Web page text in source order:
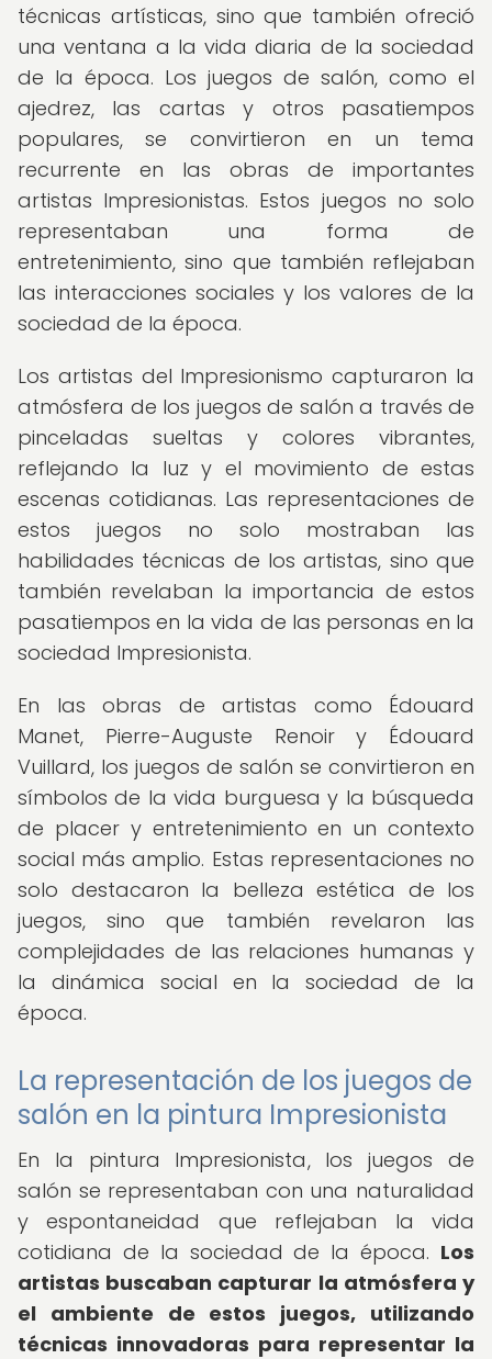
técnicas artísticas, sino que también ofreció
una ventana a la vida diaria de la sociedad
de la época. Los juegos de salón, como el
ajedrez, las cartas y otros pasatiempos
populares, se convirtieron en un tema
recurrente en las obras de importantes
artistas Impresionistas. Estos juegos no solo
representaban una forma de
entretenimiento, sino que también reflejaban
las interacciones sociales y los valores de la
sociedad de la época.
Los artistas del Impresionismo capturaron la
atmósfera de los juegos de salón a través de
pinceladas sueltas y colores vibrantes,
reflejando la luz y el movimiento de estas
escenas cotidianas. Las representaciones de
estos juegos no solo mostraban las
habilidades técnicas de los artistas, sino que
también revelaban la importancia de estos
pasatiempos en la vida de las personas en la
sociedad Impresionista.
En las obras de artistas como Édouard
Manet, Pierre-Auguste Renoir y Édouard
Vuillard, los juegos de salón se convirtieron en
símbolos de la vida burguesa y la búsqueda
de placer y entretenimiento en un contexto
social más amplio. Estas representaciones no
solo destacaron la belleza estética de los
juegos, sino que también revelaron las
complejidades de las relaciones humanas y
la dinámica social en la sociedad de la
época.
La representación de los juegos de
salón en la pintura Impresionista
En la pintura Impresionista, los juegos de
salón se representaban con una naturalidad
y espontaneidad que reflejaban la vida
cotidiana de la sociedad de la época. Los
artistas buscaban capturar la atmósfera y
el ambiente de estos juegos, utilizando
técnicas innovadoras para representar la